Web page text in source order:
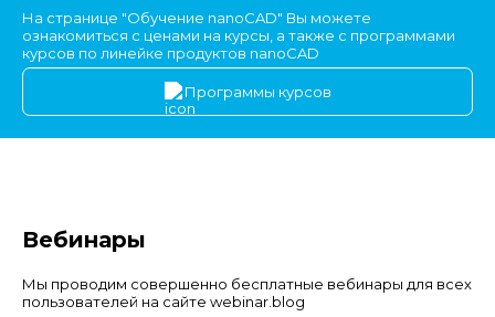
На странице "Обучение nanoCAD" Вы можете
ознакомиться с ценами на курсы, а также с программами
курсов по линейке продуктов nanoCAD
Программы курсов
Вебинары
Мы проводим совершенно бесплатные вебинары для всех
пользователей на сайте webinar.blog